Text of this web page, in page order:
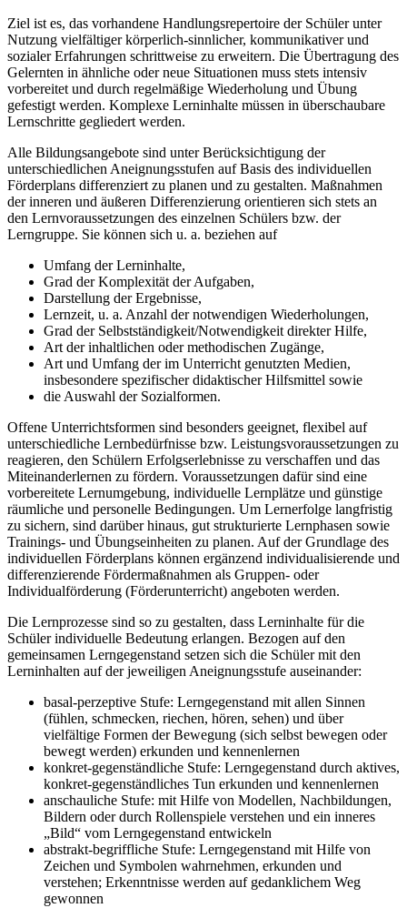
Ziel ist es, das vorhandene Handlungsrepertoire der Schüler unter
Nutzung vielfältiger körperlich-sinnlicher, kommunikativer und
sozialer Erfahrungen schrittweise zu erweitern. Die Übertragung des
Gelernten in ähnliche oder neue Situationen muss stets intensiv
vorbereitet und durch regelmäßige Wiederholung und Übung
gefestigt werden. Komplexe Lerninhalte müssen in überschaubare
Lernschritte gegliedert werden.
Alle Bildungsangebote sind unter Berücksichtigung der
unterschiedlichen Aneignungsstufen auf Basis des individuellen
Förderplans differenziert zu planen und zu gestalten. Maßnahmen
der inneren und äußeren Differenzierung orientieren sich stets an
den Lernvoraussetzungen des einzelnen Schülers bzw. der
Lerngruppe. Sie können sich u. a. beziehen auf
Umfang der Lerninhalte,
Grad der Komplexität der Aufgaben,
Darstellung der Ergebnisse,
Lernzeit, u. a. Anzahl der notwendigen Wiederholungen,
Grad der Selbstständigkeit/Notwendigkeit direkter Hilfe,
Art der inhaltlichen oder methodischen Zugänge,
Art und Umfang der im Unterricht genutzten Medien,
insbesondere spezifischer didaktischer Hilfsmittel sowie
die Auswahl der Sozialformen.
Offene Unterrichtsformen sind besonders geeignet, flexibel auf
unterschiedliche Lernbedürfnisse bzw. Leistungsvoraussetzungen zu
reagieren, den Schülern Erfolgserlebnisse zu verschaffen und das
Miteinanderlernen zu fördern. Voraussetzungen dafür sind eine
vorbereitete Lernumgebung, individuelle Lernplätze und günstige
räumliche und personelle Bedingungen. Um Lernerfolge langfristig
zu sichern, sind darüber hinaus, gut strukturierte Lernphasen sowie
Trainings- und Übungseinheiten zu planen. Auf der Grundlage des
individuellen Förderplans können ergänzend individualisierende und
differenzierende Fördermaßnahmen als Gruppen- oder
Individualförderung (Förderunterricht) angeboten werden.
Die Lernprozesse sind so zu gestalten, dass Lerninhalte für die
Schüler individuelle Bedeutung erlangen. Bezogen auf den
gemeinsamen Lerngegenstand setzen sich die Schüler mit den
Lerninhalten auf der jeweiligen Aneignungsstufe auseinander:
basal-perzeptive Stufe: Lerngegenstand mit allen Sinnen
(fühlen, schmecken, riechen, hören, sehen) und über
vielfältige Formen der Bewegung (sich selbst bewegen oder
bewegt werden) erkunden und kennenlernen
konkret-gegenständliche Stufe: Lerngegenstand durch aktives,
konkret-gegenständliches Tun erkunden und kennenlernen
anschauliche Stufe: mit Hilfe von Modellen, Nachbildungen,
Bildern oder durch Rollenspiele verstehen und ein inneres
„Bild“ vom Lerngegenstand entwickeln
abstrakt-begriffliche Stufe: Lerngegenstand mit Hilfe von
Zeichen und Symbolen wahrnehmen, erkunden und
verstehen; Erkenntnisse werden auf gedanklichem Weg
gewonnen